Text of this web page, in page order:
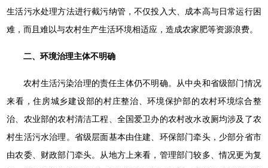
生活污水处理方法进行截污纳管，不仅投入大、成本高与日常运行困
难，而且难以与农村生产生活环境相适应，造成农家肥等资源浪费。
二、环境治理主体不明确
农村生活污染治理的责任主体仍不明确。从中央和省级部门情况
来看，住房城乡建设部的村庄整治、环境保护部的农村环境综合整
治、农业部的农村清洁工程、全国爱卫办的农村改水改厕均涉及了农
村生活污水治理。省级层面基本由住建、环保部门牵头，少部分省市
由农委、财政部门牵头。从地方上来看，管理部门较多、情况更为复